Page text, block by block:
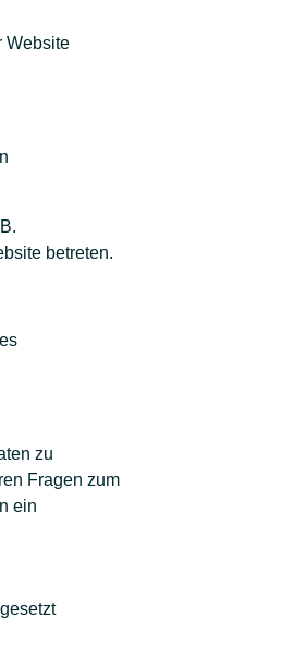
Website
betreten.
zu
Fragen zum
ein